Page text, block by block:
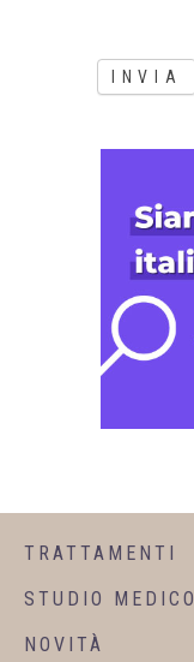
INVIA
TRATTAMENTI
STUDIO MEDICO
NOVITÀ